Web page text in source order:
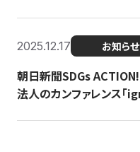
2025.12.17 お知らせ
朝日新聞SDGs ACTION!
法人のカンファレンス「